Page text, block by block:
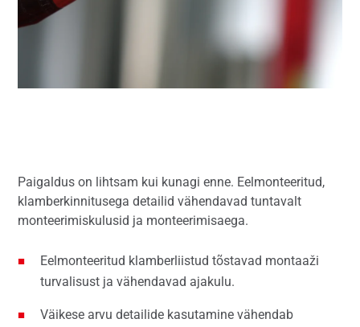
Paigaldus on lihtsam kui kunagi enne. Eelmonteeritud,
klamberkinnitusega detailid vähendavad tuntavalt
monteerimiskulusid ja monteerimisaega.
Eelmonteeritud klamberliistud tõstavad montaaži
turvalisust ja vähendavad ajakulu.
Väikese arvu detailide kasutamine vähendab